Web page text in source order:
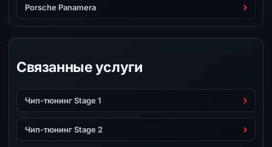
Porsche Panamera
Связанные услуги
Чип-тюнинг Stage 1
Чип-тюнинг Stage 2